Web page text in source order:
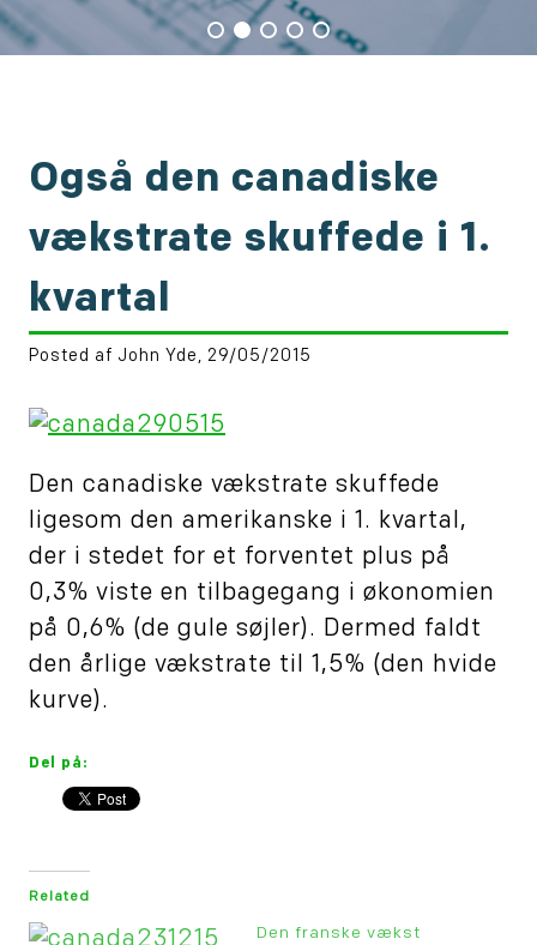
Også den canadiske
vækstrate skuffede i 1.
kvartal
Posted af John Yde, 29/05/2015
Den canadiske vækstrate skuffede
ligesom den amerikanske i 1. kvartal,
der i stedet for et forventet plus på
0,3% viste en tilbagegang i økonomien
på 0,6% (de gule søjler). Dermed faldt
den årlige vækstrate til 1,5% (den hvide
kurve).
Del på:
Related
Den franske vækst